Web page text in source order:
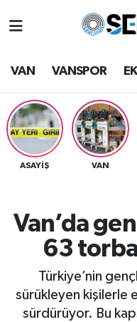
VAN VANSPOR
ASAYİŞ VAN
Van’da
63
Türkiye’nin
sürükleyen kişilerle
sürdürüyor. Bu
Van Hava
VAN Namaz
Van Trafik
Süper Lig Puan
Tüm Manşetler
Son Dakika
Haber Arşivi